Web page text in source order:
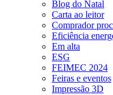
Blog do Natal
Carta ao leitor
Comprador
Eficiência
Em alta
ESG
FEIMEC 2024
Feiras e eventos
Impressão 3D